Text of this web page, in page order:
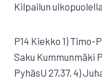
Kilpailun
P14 Kiekko 1) Timo-
Saku Kummunmäki
PyhäsU 27,37, 4)